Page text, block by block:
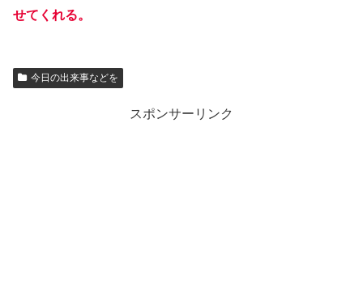
せてくれる。
今日の出来事などを
スポンサーリンク